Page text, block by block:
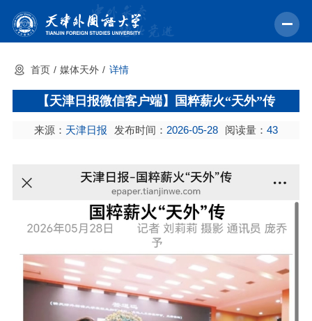
首页
学校概况
机构设置
师资力量
招生就业
校园文化
首页 媒体天外 详情
【天津日报微信客户端】国粹薪火“天外”传
来源： 天津日报 发布时间： 2026-05-28 阅读量： 43